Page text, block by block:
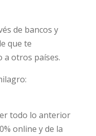
de bancos y
que te
a otros países.
todo lo anterior
online y de la